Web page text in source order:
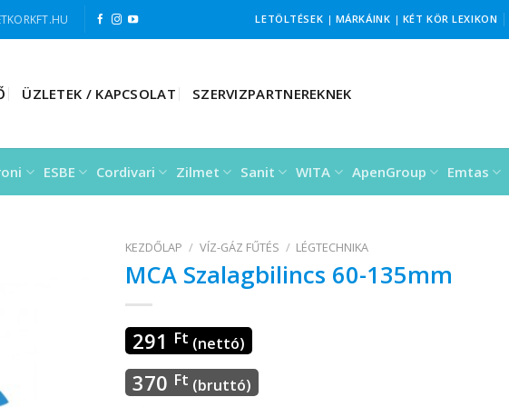
LETÖLTÉSEK | MÁRKÁINK | KÉT KÖR LEXIKON
ÜZLETEK / KAPCSOLAT SZERVIZPARTNEREKNEK
ESBE Cordivari Zilmet Sanit WITA ApenGroup Emtas
KEZDŐLAP / VÍZ-GÁZ FŰTÉS / LÉGTECHNIKA
MCA Szalagbilincs 60-135mm
291 Ft (nettó)
370 Ft (bruttó)